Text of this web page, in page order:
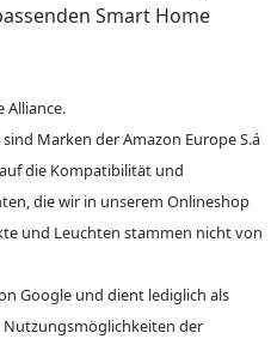
Smart Home
Alliance.
Marken der Amazon Europe S.á
die Kompatibilität und
die wir in unserem Onlineshop
und Leuchten stammen nicht von
Google und dient lediglich als
der